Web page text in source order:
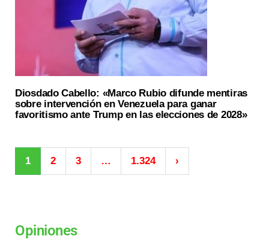
Diosdado Cabello: «Marco Rubio difunde mentiras
sobre intervención en Venezuela para ganar
favoritismo ante Trump en las elecciones de 2028»
1 2 3 … 1.324 ›
Opiniones